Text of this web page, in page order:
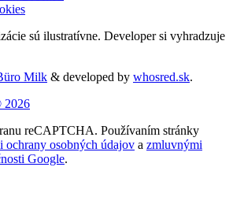
sú ilustratívne. Developer si vyhradzuje
Milk & developed by whosred.sk.
reCAPTCHA. Používaním stránky
ochrany osobných údajov a zmluvnými
Google.